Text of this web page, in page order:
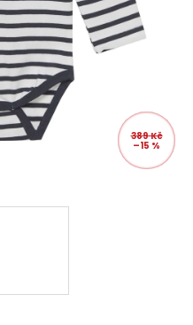
389 Kč
–15 %